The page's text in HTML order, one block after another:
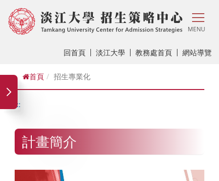
MENU
回首頁 淡江大學 教務處首頁 網站導覽
首頁 招生專業化
:::
計畫簡介